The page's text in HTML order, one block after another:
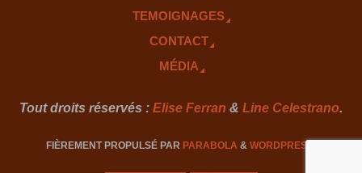
TEMOIGNAGES
CONTACT
MÉDIA
Tout droits réservés : Elise Ferran & Line Celestrano.
FIÈREMENT PROPULSÉ PAR PARABOLA & WORDPRESS.